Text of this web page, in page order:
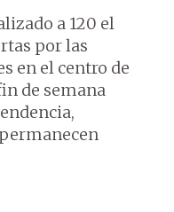
a 120 el
por las
en el centro de
de semana